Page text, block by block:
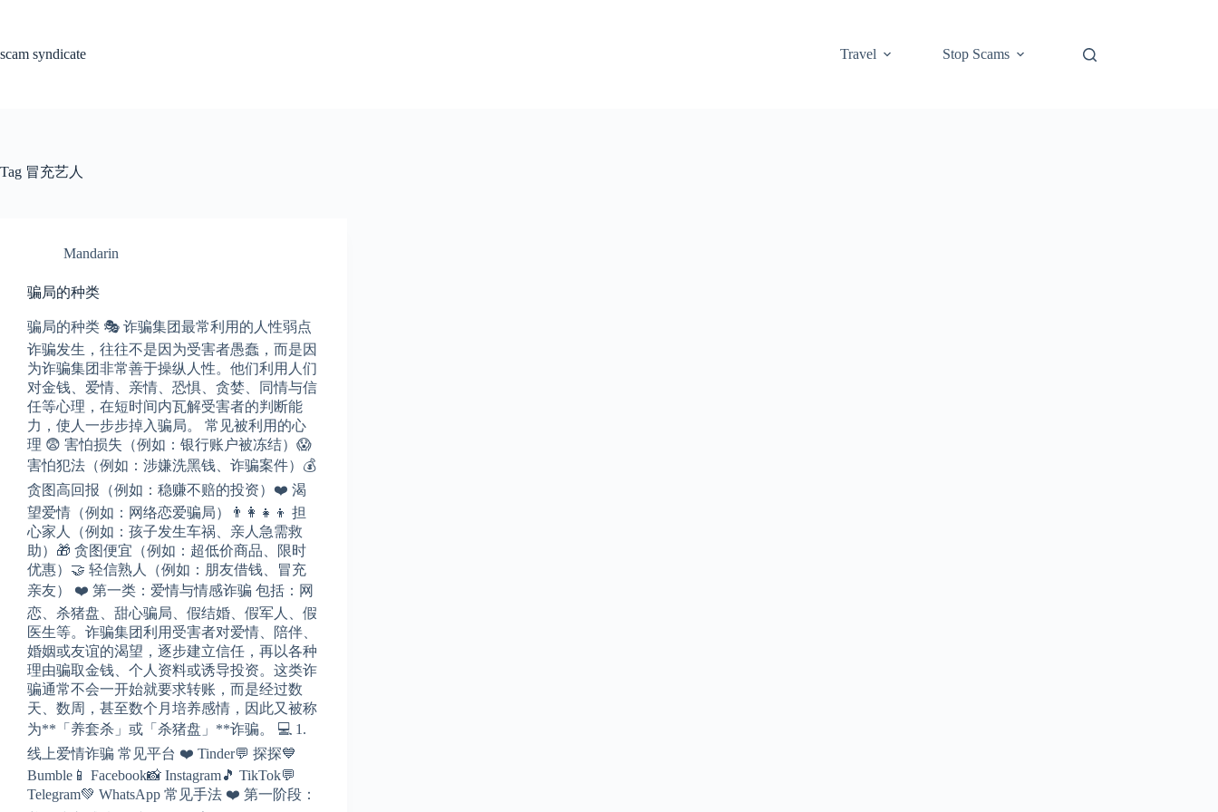
scam syndicate
Travel Stop Scams
Tag 冒充艺人
Mandarin
骗局的种类
骗局的种类 🎭 诈骗集团最常利用的人性弱点
诈骗发生，往往不是因为受害者愚蠢，而是因
为诈骗集团非常善于操纵人性。他们利用人们
对金钱、爱情、亲情、恐惧、贪婪、同情与信
任等心理，在短时间内瓦解受害者的判断能
力，使人一步步掉入骗局。 常见被利用的心
理 😨 害怕损失（例如：银行账户被冻结）😱
害怕犯法（例如：涉嫌洗黑钱、诈骗案件）💰
贪图高回报（例如：稳赚不赔的投资）❤️ 渴
望爱情（例如：网络恋爱骗局）👨‍👩‍👧‍👦 担
心家人（例如：孩子发生车祸、亲人急需救
助）🎁 贪图便宜（例如：超低价商品、限时
优惠）🤝 轻信熟人（例如：朋友借钱、冒充
亲友） ❤️ 第一类：爱情与情感诈骗 包括：网
恋、杀猪盘、甜心骗局、假结婚、假军人、假
医生等。诈骗集团利用受害者对爱情、陪伴、
婚姻或友谊的渴望，逐步建立信任，再以各种
理由骗取金钱、个人资料或诱导投资。这类诈
骗通常不会一开始就要求转账，而是经过数
天、数周，甚至数个月培养感情，因此又被称
为**「养套杀」或「杀猪盘」**诈骗。 💻 1.
线上爱情诈骗 常见平台 ❤️ Tinder💬 探探💙
Bumble📱 Facebook📸 Instagram🎵 TikTok💬
Telegram💚 WhatsApp 常见手法 ❤️ 第一阶段：